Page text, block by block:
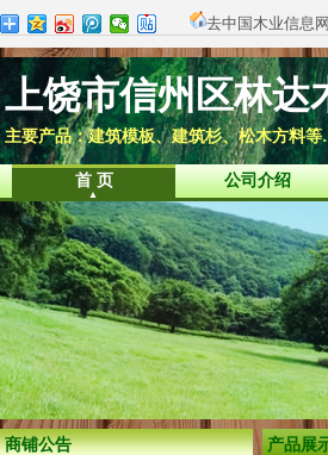
去中国木业信息
上饶市信州区林达
主要产品：建筑模板、建筑杉、松木方料
首 页 公司介绍
商铺公告
产品展